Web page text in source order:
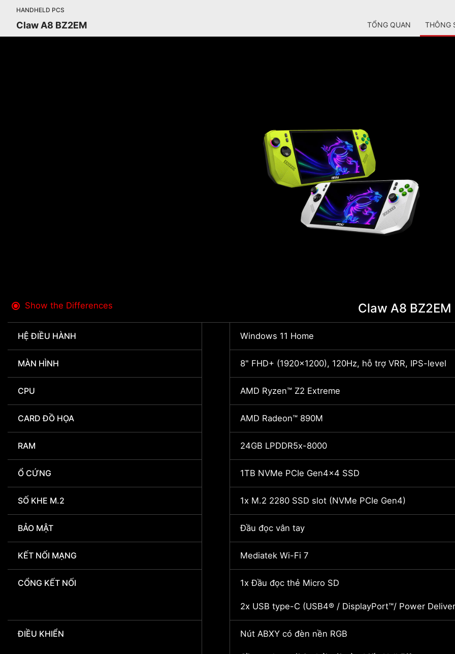
HANDHELD PCS
Claw A8 BZ2EM TỔNG QUAN THÔNG
Show the Differences Claw A8
HỆ ĐIỀU HÀNH Windows 11 Home
MÀN HÌNH 8" FHD+ (1920x1200), 120Hz, hỗ trợ VRR, IPS-level
CPU AMD Ryzen™ Z2 Extreme
CARD ĐỒ HỌA AMD Radeon™ 890M
RAM 24GB LPDDR5x-8000
Ổ CỨNG 1TB NVMe PCIe Gen4x4 SSD
SỐ KHE M.2 1x M.2 2280 SSD slot (NVMe PCIe Gen4)
BẢO MẬT Đầu đọc vân tay
KẾT NỐI MẠNG Mediatek Wi-Fi 7
CỔNG KẾT NỐI 1x Đầu đọc thẻ Micro SD
2x USB type-C (USB4® / DisplayPort™/ Power
ĐIỀU KHIỂN Nút ABXY có đèn nền RGB